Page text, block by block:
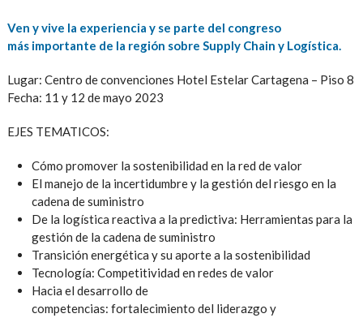
Ven y vive la experiencia y se parte del congreso
más importante de la región sobre Supply Chain y Logística.
Lugar: Centro de convenciones Hotel Estelar Cartagena – Piso 8
Fecha: 11 y 12 de mayo 2023
EJES TEMATICOS:
Cómo promover la sostenibilidad en la red de valor
El manejo de la incertidumbre y la gestión del riesgo en la
cadena de suministro
De la logística reactiva a la predictiva: Herramientas para la
gestión de la cadena de suministro
Transición energética y su aporte a la sostenibilidad
Tecnología: Competitividad en redes de valor
Hacia el desarrollo de
competencias: fortalecimiento del liderazgo y